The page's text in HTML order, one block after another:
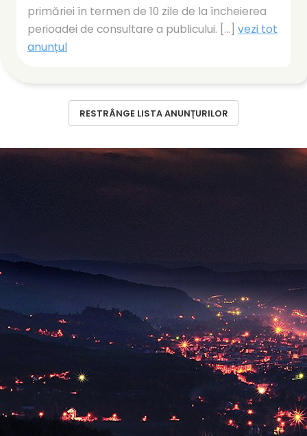
primăriei în termen de 10 zile de la încheierea
perioadei de consultare a publicului. [...] vezi tot
anunțul
RESTRÂNGE LISTA ANUNȚURILOR